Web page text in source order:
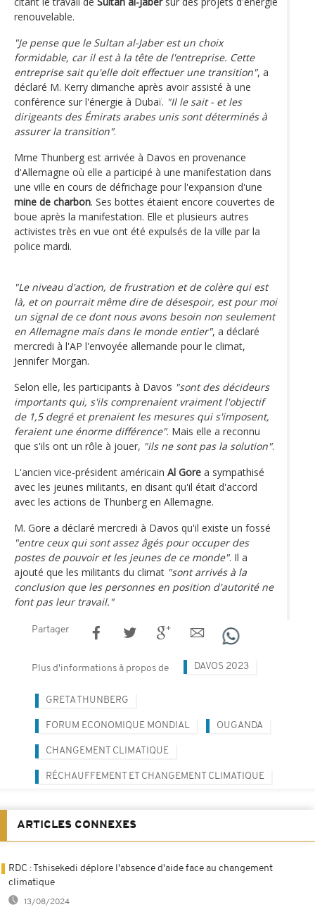
renouvelable.
"Je pense que le Sultan al-Jaber est un choix
formidable, car il est à la tête de l'entreprise. Cette
entreprise sait qu'elle doit effectuer une transition", a
déclaré M. Kerry dimanche après avoir assisté à une
conférence sur l'énergie à Dubaï. "Il le sait - et les
dirigeants des Émirats arabes unis sont déterminés à
assurer la transition".
Mme Thunberg est arrivée à Davos en provenance
d'Allemagne où elle a participé à une manifestation dans
une ville en cours de défrichage pour l'expansion d'une
mine de charbon. Ses bottes étaient encore couvertes de
boue après la manifestation. Elle et plusieurs autres
activistes très en vue ont été expulsés de la ville par la
police mardi.
"Le niveau d'action, de frustration et de colère qui est
là, et on pourrait même dire de désespoir, est pour moi
un signal de ce dont nous avons besoin non seulement
en Allemagne mais dans le monde entier", a déclaré
mercredi à l'AP l'envoyée allemande pour le climat,
Jennifer Morgan.
Selon elle, les participants à Davos "sont des décideurs
importants qui, s'ils comprenaient vraiment l'objectif
de 1,5 degré et prenaient les mesures qui s'imposent,
feraient une énorme différence". Mais elle a reconnu
que s'ils ont un rôle à jouer, "ils ne sont pas la solution".
L'ancien vice-président américain Al Gore a sympathisé
avec les jeunes militants, en disant qu'il était d'accord
avec les actions de Thunberg en Allemagne.
M. Gore a déclaré mercredi à Davos qu'il existe un fossé
"entre ceux qui sont assez âgés pour occuper des
postes de pouvoir et les jeunes de ce monde". Il a
ajouté que les militants du climat "sont arrivés à la
conclusion que les personnes en position d'autorité ne
font pas leur travail."
Partager
Plus d'informations à propos de DAVOS 2023
GRETA THUNBERG
FORUM ECONOMIQUE MONDIAL OUGANDA
CHANGEMENT CLIMATIQUE
RÉCHAUFFEMENT ET CHANGEMENT CLIMATIQUE
ARTICLES CONNEXES
RDC : Tshisekedi déplore l'absence d'aide face au changement
climatique
13/08/2024